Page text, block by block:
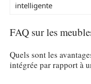
intelligente
FAQ sur les
Quels sont les
intégrée par rapport à